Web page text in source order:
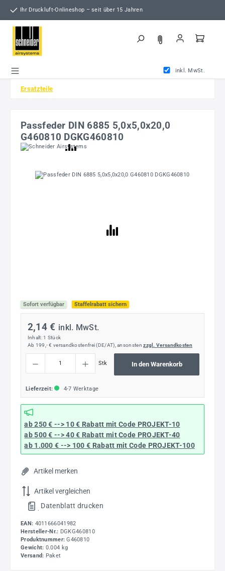
Zum Hauptinhalt springen
Ihr Druckluft-Onlineshop – seit über 15 Jahren
inkl. MwSt.
Ersatzteile
Passfeder DIN 6885 5,0x5,0x20,0
G460810 DGKG460810
Bildergalerie überspringen
Sofort verfügbar Staffelrabatt sichern
2,14 € inkl. MwSt.
Inhalt: 1 Stück
Ab 199,- € versandkostenfrei (DE/AT), ansonstenzzgl. Versandkosten
Stk In den Warenkorb
Lieferzeit: 4-7 Werktage
ab 250 € --> 10 € Rabatt mit Code PROJEKT-10
ab 500 € --> 40 € Rabatt mit Code PROJEKT-40
ab 1.000 € --> 100 € Rabatt mit Code PROJEKT-100
Artikel merken
Artikel vergleichen
. Datenblatt drucken
EAN: 4011666041982
Hersteller-Nr.: DGKG460810
Produktnummer: G460810
Gewicht: 0.004 kg
Versand: Paket